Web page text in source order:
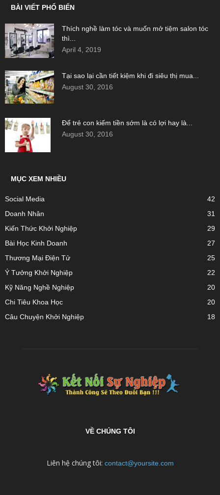
BÀI VIẾT PHỔ BIẾN
Thích nghề làm tóc và muốn mở tiệm salon tóc
thì...
April 4, 2019
Tại sao lại cần tiết kiệm khi đi siêu thị mua...
August 30, 2016
Để trẻ con kiếm tiền sớm là có lợi hay là...
August 30, 2016
MỤC XEM NHIỀU
Social Media
42
Doanh Nhân
31
Kiến Thức Khởi Nghiệp
29
Bài Học Kinh Doanh
27
Thương Mại Điện Tử
25
Ý Tưởng Khởi Nghiệp
22
Kỹ Năng Nghề Nghiệp
20
Chi Tiêu Khoa Học
20
Câu Chuyện Khởi Nghiệp
18
VỀ CHÚNG TÔI
Liên hệ chúng tôi: contact@yoursite.com